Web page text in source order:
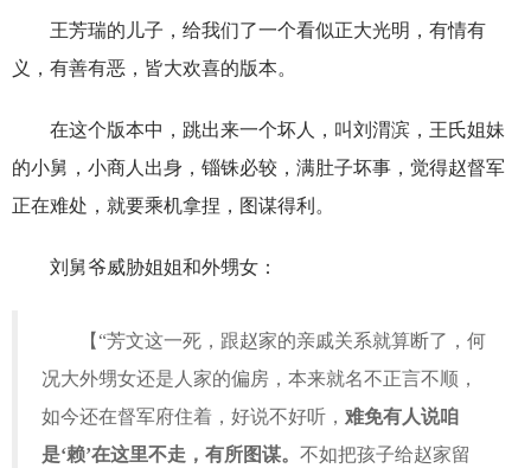
王芳瑞的儿子，给我们了一个看似正大光明，有情有
义，有善有恶，皆大欢喜的版本。
在这个版本中，跳出来一个坏人，叫刘渭滨，王氏姐妹
的小舅，小商人出身，锱铢必较，满肚子坏事，觉得赵督军
正在难处，就要乘机拿捏，图谋得利。
刘舅爷威胁姐姐和外甥女：
【“芳文这一死，跟赵家的亲戚关系就算断了，何
况大外甥女还是人家的偏房，本来就名不正言不顺，
如今还在督军府住着，好说不好听， 难免有人说咱
是‘赖’在这里不走，有所图谋。 不如把孩子给赵家留